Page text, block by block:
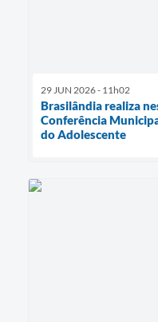
29 JUN 2026 - 11h02
Brasilândia realiza
Conferência
do Adolescente